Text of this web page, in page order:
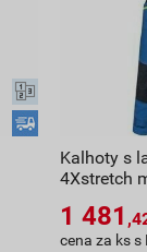
Kalhoty s
4Xstretch
1 481
cena za ks s